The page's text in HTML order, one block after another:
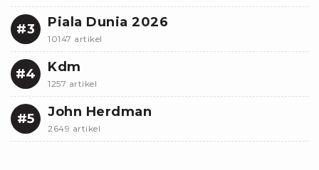
#3 Piala Dunia 2026
10147 artikel
#4 Kdm
1257 artikel
#5 John Herdman
2649 artikel